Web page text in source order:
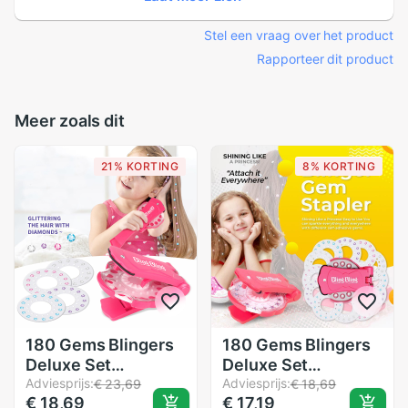
Stel een vraag over het product
Rapporteer dit product
Meer zoals dit
21% KORTING
180 Gems Blingers
Deluxe Set
Speelgoed Pretend
Adviesprijs:€ 23,69
€ 18,69
8% KORTING
180 Gems Blingers
Deluxe Set
Speelgoed Pretend
Adviesprijs:€ 18,69
€ 17,19